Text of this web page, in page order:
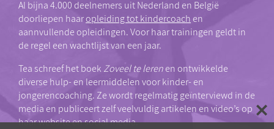
Al bijna 4.000 deelnemers uit Nederland en België
doorliepen haaropleiding tot kindercoachen
aannvullende opleidingen. Voor haar trainingen geldt in
de regel een wachtlijst van een jaar.
Tea schreef het boek Zoveel te lerenen ontwikkelde
diverse hulp- en leermiddelen voor kinder- en
jongerencoaching. Ze wordt regelmatig geïnterviewd in de
media en publiceert zelf veelvuldig artikelen en video’s op
haar website en social media.